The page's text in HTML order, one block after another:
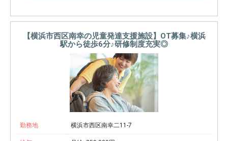
【横浜市西区南幸の児童発達支援施設】OT募集♪横浜
駅から徒歩6分♪研修制度充実◎
勤務地 横浜市西区南幸二11-7